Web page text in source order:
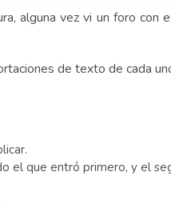
alguna vez vi un foro
de texto de cada
que entró primero, y el